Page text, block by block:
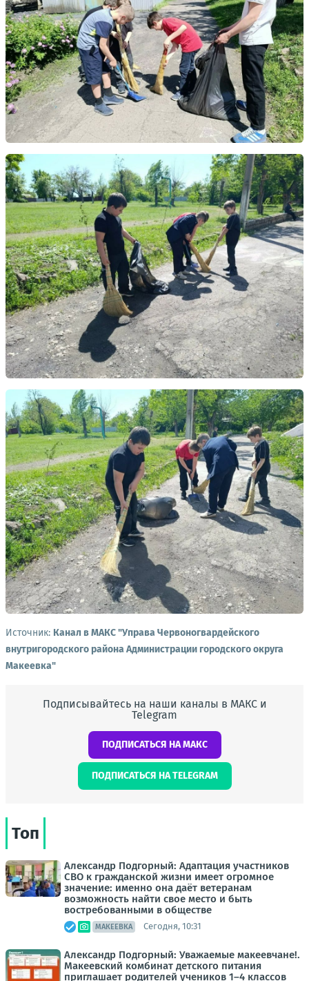
Источник: Канал в МАКС "Управа Червоногвардейского
внутригородского района Администрации городского округа
Макеевка"
Подписывайтесь на наши каналы в МАКС и
Telegram
ПОДПИСАТЬСЯ НА МАКС
ПОДПИСАТЬСЯ НА TELEGRAM
Топ
Александр Подгорный: Адаптация участников
СВО к гражданской жизни имеет огромное
значение: именно она даёт ветеранам
возможность найти свое место и быть
востребованными в обществе
МАКЕЕВКА Сегодня, 10:31
Александр Подгорный: Уважаемые макеевчане!.
Макеевский комбинат детского питания
приглашает родителей учеников 1–4 классов